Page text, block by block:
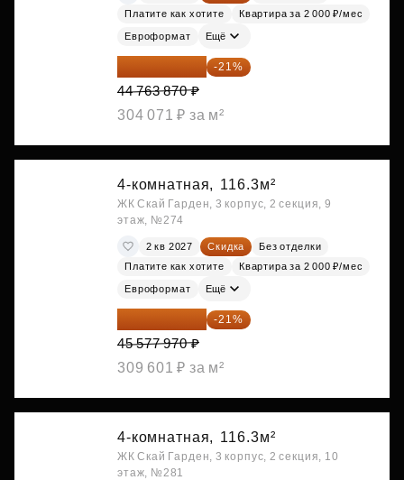
Платите как хотите
Квартира за 2 000 ₽/мес
Евроформат Ещё
35 363 457 ₽ -21%
44 763 870 ₽
304 071 ₽ за м²
4-комнатная, 116.3м²
ЖК Скай Гарден, 3 корпус, 2 секция, 9
этаж, №274
2 кв 2027 Скидка
Без отделки
Платите как хотите
Квартира за 2 000 ₽/мес
Евроформат Ещё
36 006 596 ₽ -21%
45 577 970 ₽
309 601 ₽ за м²
4-комнатная, 116.3м²
ЖК Скай Гарден, 3 корпус, 2 секция, 10
этаж, №281